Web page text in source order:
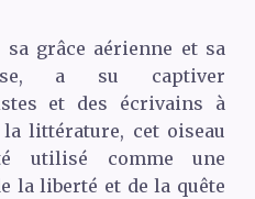
sa grâce aérienne et sa
a su captiver
et des écrivains à
littérature, cet oiseau
utilisé comme une
la liberté et de la quête